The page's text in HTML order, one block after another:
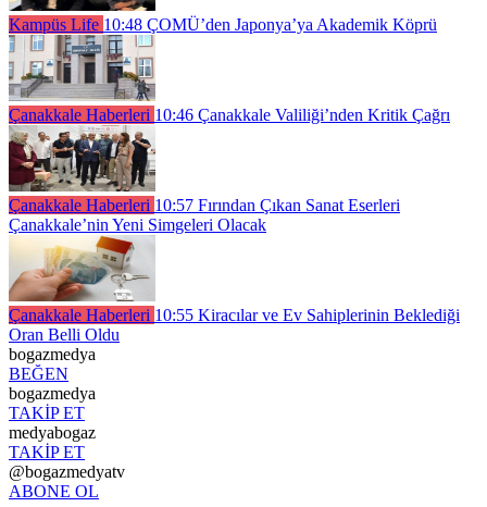
Kampüs Life 10:48 ÇOMÜ’den Japonya’ya Akademik Köprü
Çanakkale Haberleri 10:46 Çanakkale Valiliği’nden Kritik Çağrı
Çanakkale Haberleri 10:57 Fırından Çıkan Sanat Eserleri
Çanakkale’nin Yeni Simgeleri Olacak
Çanakkale Haberleri 10:55 Kiracılar ve Ev Sahiplerinin Beklediği
Oran Belli Oldu
bogazmedya
BEĞEN
bogazmedya
TAKİP ET
medyabogaz
TAKİP ET
@bogazmedyatv
ABONE OL